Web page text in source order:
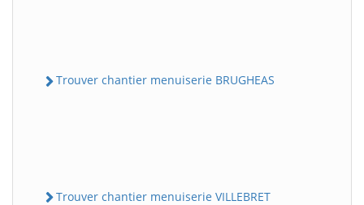
Trouver chantier menuiserie BRUGHEAS
Trouver chantier menuiserie VILLEBRET